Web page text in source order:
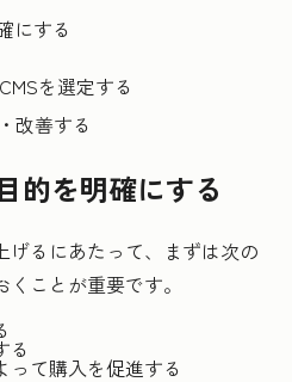
にする
を選定する
改善する
的を明確にする
げるにあたって、まずは次の
ことが重要です。
る
って購入を促進する